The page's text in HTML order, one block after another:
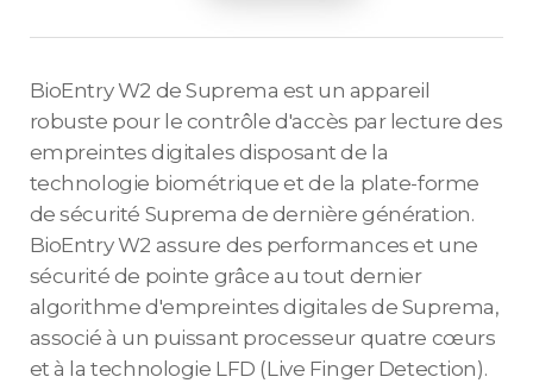
BioEntry W2 de Suprema est un appareil
robuste pour le contrôle d'accès par lecture des
empreintes digitales disposant de la
technologie biométrique et de la plate-forme
de sécurité Suprema de dernière génération.
BioEntry W2 assure des performances et une
sécurité de pointe grâce au tout dernier
algorithme d'empreintes digitales de Suprema,
associé à un puissant processeur quatre cœurs
et à la technologie LFD (Live Finger Detection).